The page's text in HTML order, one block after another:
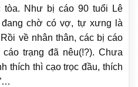
tòa. Như bị cáo 90 tuổi Lê
chờ có vợ, tự xưng là
về nhân thân, các bị cáo
trạng đã nêu(!?). Chưa
thích thì cạo trọc đầu, thích